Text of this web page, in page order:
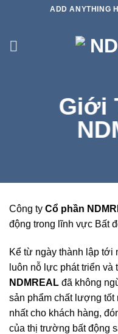
ADD ANYTHING
Giới
Công ty Cổ phần
động trong lĩnh vực Bất
Kể từ ngày thành lập tới
luôn nỗ lực phát triển
NDMREAL đã không
sản phẩm chất lượng tốt
nhất cho khách hàng,
của thị trường bất động